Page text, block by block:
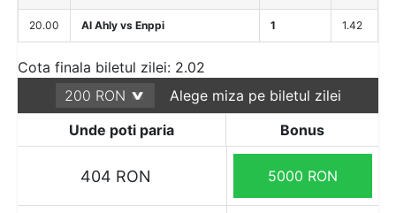
20.00 Al Ahly vs Enppi 1 1.42
Cota finala biletul zilei: 2.02
Alege miza pe biletul zilei
Unde poti paria
Bonus
404 RON 5000 RON